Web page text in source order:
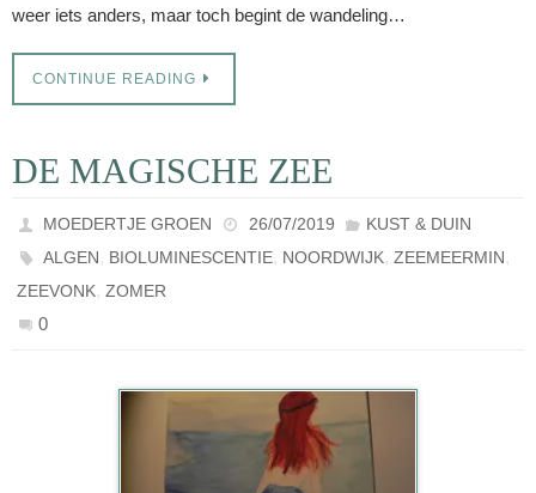
weer iets anders, maar toch begint de wandeling…
CONTINUE READING
DE MAGISCHE ZEE
MOEDERTJE GROEN 26/07/2019
KUST & DUIN
ALGEN, BIOLUMINESCENTIE, NOORDWIJK,ZEEMEERMIN,
ZEEVONK, ZOMER
0